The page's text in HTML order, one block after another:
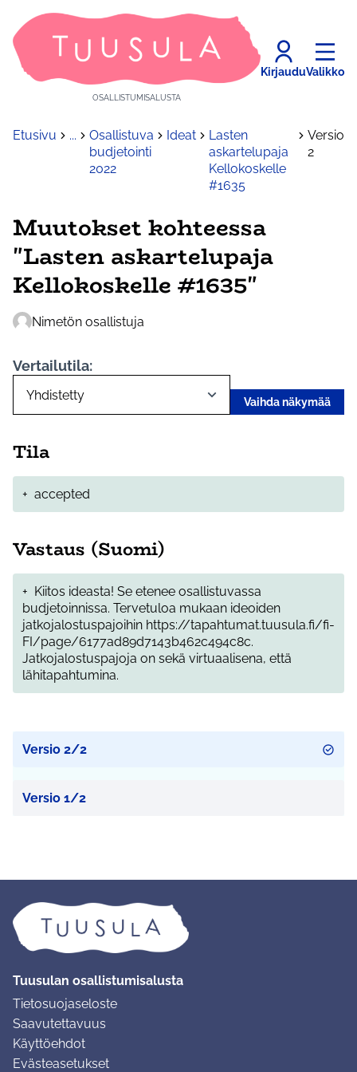
OSALLISTUMISALUSTA
KirjauduValikko
Etusivu ...
Osallistuva
budjetointi
2022
Ideat
Lasten
askartelupaja
Kellokoskelle
#1635
Versio
2
Muutokset kohteessa
"Lasten askartelupaja
Kellokoskelle #1635"
Nimetön osallistuja
Vertailutila:
Vaihda näkymää
Tila
+ accepted
Vastaus (Suomi)
+ Kiitos ideasta! Se etenee osallistuvassa
budjetoinnissa. Tervetuloa mukaan ideoiden
jatkojalostuspajoihin https://tapahtumat.tuusula.fi/fi-
FI/page/6177ad89d7143b462c494c8c.
Jatkojalostuspajoja on sekä virtuaalisena, että
lähitapahtumina.
Versio 2/2
Versio 1/2
Tuusulan osallistumisalusta
Tietosuojaseloste
Saavutettavuus
Käyttöehdot
Evästeasetukset